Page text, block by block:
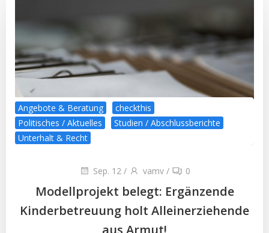
Angebote & Beratung
checkthis
Politisches / Aktuelles
Studien / Abschlussberichte
Unterhalt & Recht
Sep. 12 / vamv / 0
Modellprojekt belegt: Ergänzende
Kinderbetreuung holt Alleinerziehende
aus Armut!